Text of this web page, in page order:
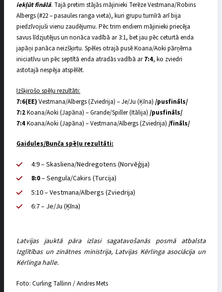
iekļūt finālā. Tajā pretim stājās mājinieki Terēze Vestmana/Robins
Albergs (#22 – pasaules ranga vieta), kuri grupu turnīrā arī bija
piedzīvojuši vienu zaudējumu. Pēc trim endiem mājinieki priecēja
savus līdzjutējus un nonāca vadībā ar 3:1, bet jau pēc ceturtā enda
japāņi panāca neizšķirtu. Spēles otrajā pusē Koana/Aoki pārņēma
iniciatīvu un pēc septītā enda atradās vadībā ar7:4, ko zviedri
astotajā nespēja atspēlēt.
Izšķirošo spēļu rezultāti:
7:6(EE) Vestmana/Albergs (Zviedrija) – Je/Ju (Ķīna) /pusfināls/
7:2Koana/Aoki (Japāna) – Grande/Spiller (Itālija) /pusfināls/
7:4Koana/Aoki (Japāna) – Vestmana/Albergs (Zviedrija) /fināls/
Gaidules/Bunča spēļu rezultāti:
4:9 – Skasliena/Nedregotens (Norvēģija)
8:0– Sengula/Cakirs (Turcija)
5:10 – Vestmana/Albergs (Zviedrija)
6:7 – Je/Ju (Ķīna)
Latvijas jauktā pāra izlasi sagatavošanās posmā atbalsta
Izglītības un zinātnes ministrija, Latvijas Kērlinga asociācija un
Kērlinga halle.
Foto: Curling Tallinn / Andres Mets